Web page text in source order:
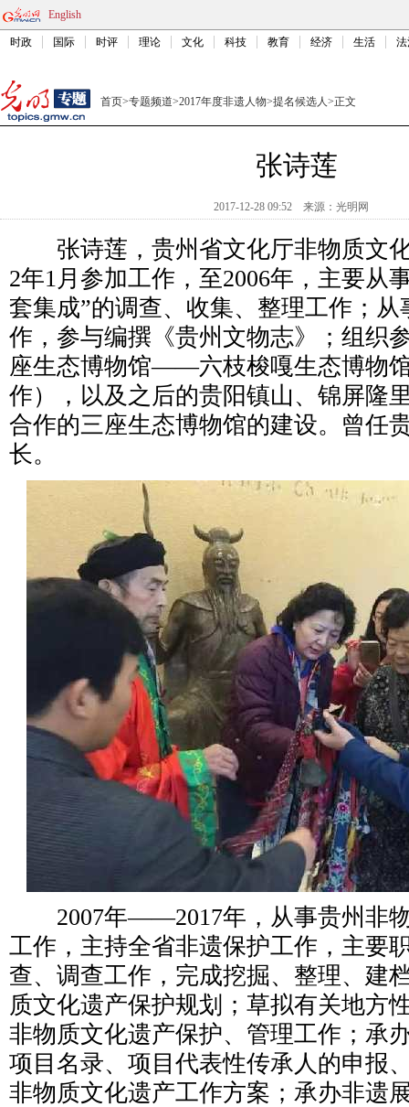
English
时政 国际 时评 理论 文化 科技 教育 经济 生活
首页>专题频道>2017年度非遗人物>提名候选人>正文
张诗莲
2017-12-28 09:52 来源： 光明网
张诗莲，贵州省文化厅非物质文化
2年1月参加工作，至2006年，主要从
套集成”的调查、收集、整理工作；
作，参与编撰《贵州文物志》；组织
座生态博物馆——六枝梭嘎生态博物
作），以及之后的贵阳镇山、锦屏隆
合作的三座生态博物馆的建设。曾任
长。
2007年——2017年，从事贵州非物
工作，主持全省非遗保护工作，主要
查、调查工作，完成挖掘、整理、建
质文化遗产保护规划；草拟有关地方
非物质文化遗产保护、管理工作；承
项目名录、项目代表性传承人的申报
非物质文化遗产工作方案；承办非遗